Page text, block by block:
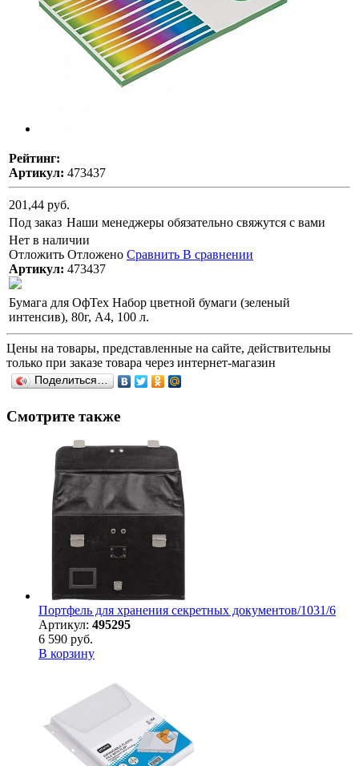
Рейтинг:
Артикул: 473437
201,44 руб.
Под заказ Наши менеджеры обязательно свяжутся с вами
Нет в наличии
Отложить Отложено Сравнить В сравнении
Артикул: 473437
Бумага для ОфТех Набор цветной бумаги (зеленый
интенсив), 80г, А4, 100 л.
Цены на товары, представленные на сайте, действительны
только при заказе товара через интернет-магазин
Поделиться…
Смотрите также
Портфель для хранения секретных документов/1031/6
Артикул: 495295
6 590 руб.
В корзину